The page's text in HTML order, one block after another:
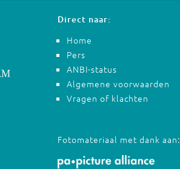
Direct naar:
Home
Pers
ANBI-status
Algemene voorwaarden
Vragen of klachten
Fotomateriaal met dank aan: